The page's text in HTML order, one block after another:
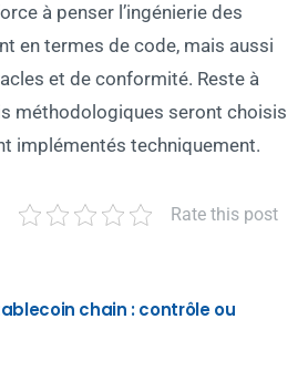
à penser l’ingénierie des
en termes de code, mais aussi
et de conformité. Reste à
méthodologiques seront choisis
implémentés techniquement.
Rate this post
chain : contrôle ou